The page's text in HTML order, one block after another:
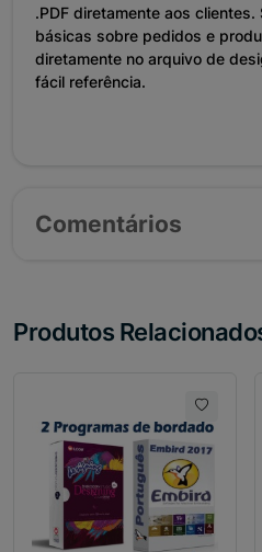
.PDF diretamente aos
básicas sobre pedidos e
diretamente no arquivo de
fácil referência.
Comentários
Produtos